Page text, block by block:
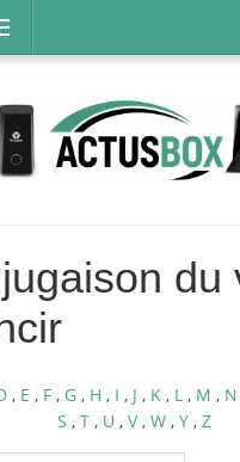
du
, E , F , G , H , I , J , K , L , M , N
S , T , U , V, W , Y , Z